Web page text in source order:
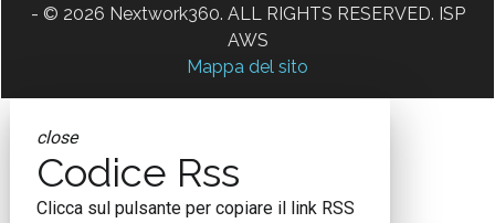
- © 2026 Nextwork360. ALL RIGHTS RESERVED. ISP
AWS
Mappa del sito
close
Codice Rss
Clicca sul pulsante per copiare il link RSS